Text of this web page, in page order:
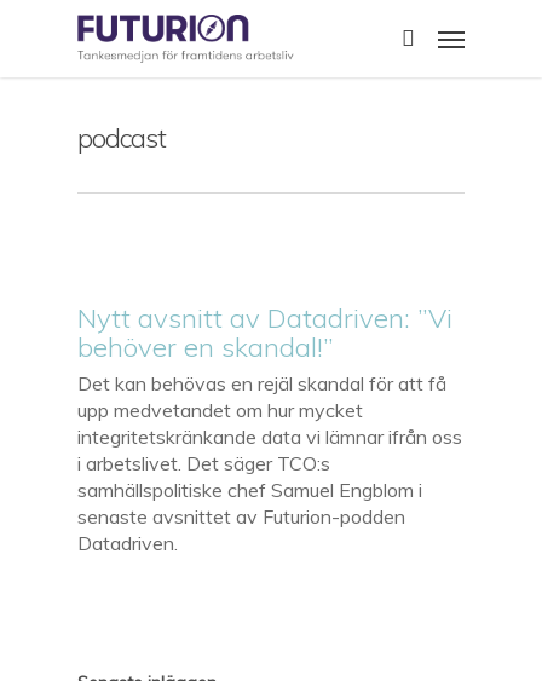
search
Menu
podcast
Nytt avsnitt av Datadriven: ”Vi
behöver en skandal!”
Det kan behövas en rejäl skandal för att få
upp medvetandet om hur mycket
integritetskränkande data vi lämnar ifrån oss
i arbetslivet. Det säger TCO:s
samhällspolitiske chef Samuel Engblom i
senaste avsnittet av Futurion-podden
Datadriven.